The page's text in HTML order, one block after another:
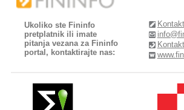
Ukoliko ste Fininfo
pretplatnik ili imate
pitanja vezana za Fininfo
portal, kontaktirajte nas: